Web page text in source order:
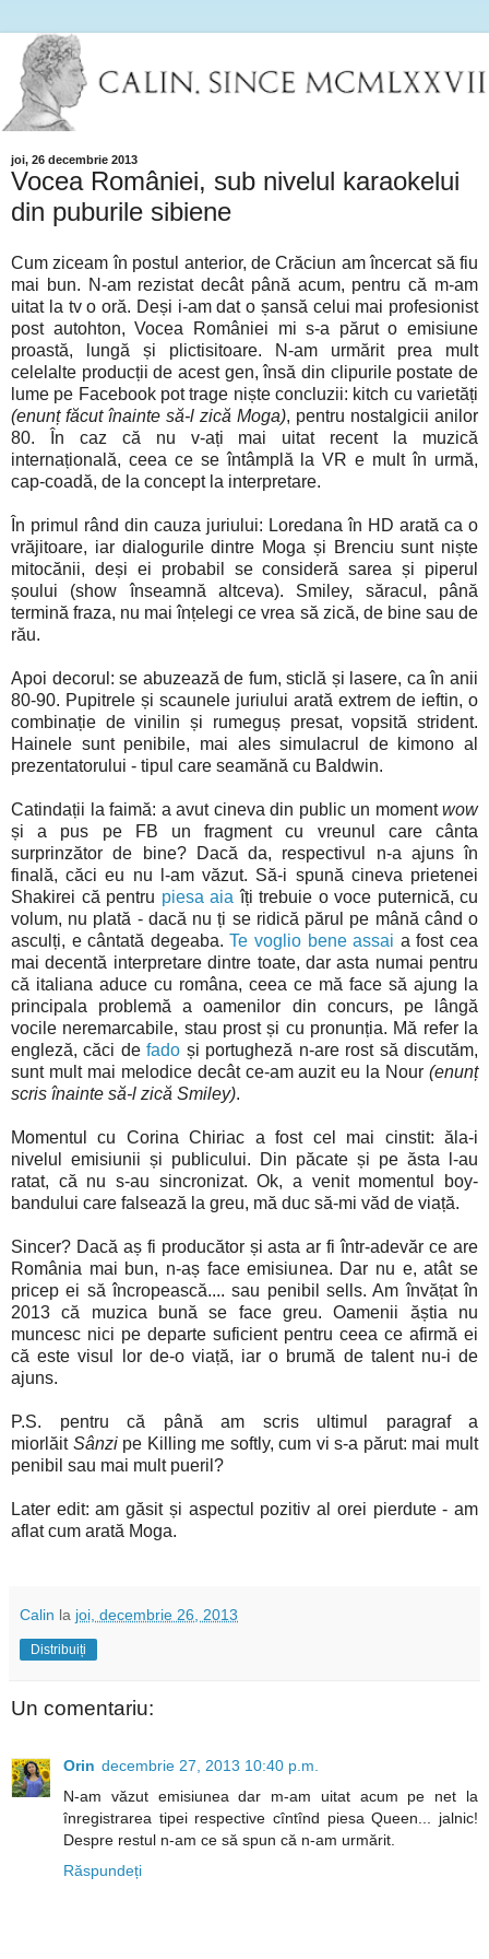
joi, 26 decembrie 2013
Vocea României, sub nivelul karaokelui
din puburile sibiene
Cum ziceam în postul anterior, de Crăciun am încercat să fiu
mai bun. N-am rezistat decât până acum, pentru că m-am
uitat la tv o oră. Deși i-am dat o șansă celui mai profesionist
post autohton, Vocea României mi s-a părut o emisiune
proastă, lungă și plictisitoare. N-am urmărit prea mult
celelalte producții de acest gen, însă din clipurile postate de
lume pe Facebook pot trage niște concluzii: kitch cu varietăți
(enunț făcut înainte să-l zică Moga), pentru nostalgicii anilor
80. În caz că nu v-ați mai uitat recent la muzică
internațională, ceea ce se întâmplă la VR e mult în urmă,
cap-coadă, de la concept la interpretare.
În primul rând din cauza juriului: Loredana în HD arată ca o
vrăjitoare, iar dialogurile dintre Moga și Brenciu sunt niște
mitocănii, deși ei probabil se consideră sarea și piperul
șoului (show înseamnă altceva). Smiley, săracul, până
termină fraza, nu mai înțelegi ce vrea să zică, de bine sau de
rău.
Apoi decorul: se abuzează de fum, sticlă și lasere, ca în anii
80-90. Pupitrele și scaunele juriului arată extrem de ieftin, o
combinație de vinilin și rumeguș presat, vopsită strident.
Hainele sunt penibile, mai ales simulacrul de kimono al
prezentatorului - tipul care seamănă cu Baldwin.
Catindații la faimă: a avut cineva din public un momentwow
și a pus pe FB un fragment cu vreunul care cânta
surprinzător de bine? Dacă da, respectivul n-a ajuns în
finală, căci eu nu l-am văzut. Să-i spună cineva prietenei
Shakirei că pentru piesa aia îți trebuie o voce puternică, cu
volum, nu plată - dacă nu ți se ridică părul pe mână când o
asculți, e cântată degeaba.Te voglio bene assai a fost cea
mai decentă interpretare dintre toate, dar asta numai pentru
că italiana aduce cu româna, ceea ce mă face să ajung la
principala problemă a oamenilor din concurs, pe lângă
vocile neremarcabile, stau prost și cu pronunția. Mă refer la
engleză, căci defado și portugheză n-are rost să discutăm,
sunt mult mai melodice decât ce-am auzit eu la Nour (enunț
scris înainte să-l zică Smiley).
Momentul cu Corina Chiriac a fost cel mai cinstit: ăla-i
nivelul emisiunii și publicului. Din păcate și pe ăsta l-au
ratat, că nu s-au sincronizat. Ok, a venit momentul boy-
bandului care falsează la greu, mă duc să-mi văd de viață.
Sincer? Dacă aș fi producător și asta ar fi într-adevăr ce are
România mai bun, n-aș face emisiunea. Dar nu e, atât se
pricep ei să încropească.... sau penibil sells. Am învățat în
2013 că muzica bună se face greu. Oamenii ăștia nu
muncesc nici pe departe suficient pentru ceea ce afirmă ei
că este visul lor de-o viață, iar o brumă de talent nu-i de
ajuns.
P.S. pentru că până am scris ultimul paragraf a
miorlăit Sânzipe Killing me softly, cum vi s-a părut: mai mult
penibil sau mai mult pueril?
Later edit: am găsit și aspectul pozitiv al orei pierdute - am
aflat cum arată Moga.
Calin la joi, decembrie 26, 2013
Distribuiți
Un comentariu:
Orin decembrie 27, 2013 10:40 p.m.
N-am văzut emisiunea dar m-am uitat acum pe net la
înregistrarea tipei respective cîntînd piesa Queen... jalnic!
Despre restul n-am ce să spun că n-am urmărit.
Răspundeți